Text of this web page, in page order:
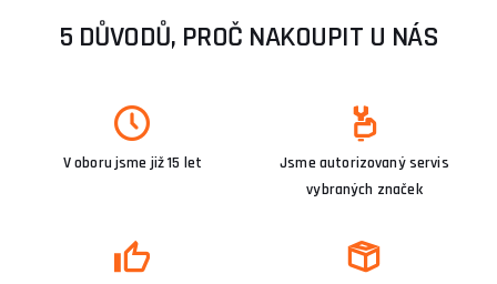
5 DŮVODŮ, PROČ NAKOUPIT U NÁS
V oboru jsme již 15 let
Jsme autorizovaný servis
vybraných značek